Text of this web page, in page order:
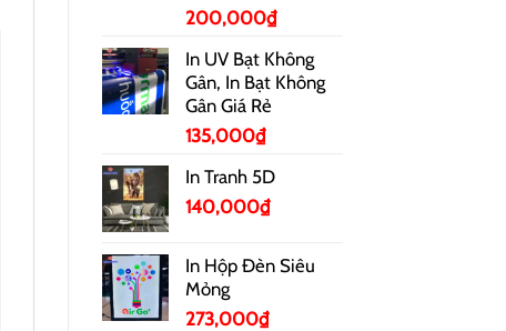
200,000₫
In UV Bạt Không
Gân, In Bạt Không
Gân Giá Rẻ
135,000₫
In Tranh 5D
140,000₫
In Hộp Đèn Siêu
Mỏng
273,000₫